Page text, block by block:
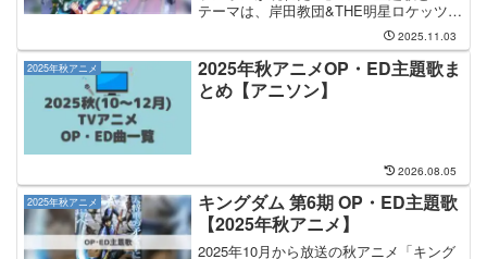
テーマは、岸田教団&THE明星ロケッツ
さんと 長瀬有花 さんが担当します。OP
主題歌の担当は岸田教団&THE明星ロケッ
ツさんで、曲名は「レベルを上げて物理
で殴...
2025.11.03
2025年秋アニメ
2025年秋アニメOP・ED主題歌ま
とめ【アニソン】
2026.08.05
2025年秋アニメ
キングダム 第6期 OP・ED主題歌
【2025年秋アニメ】
2025年10月から放送の秋アニメ「キング